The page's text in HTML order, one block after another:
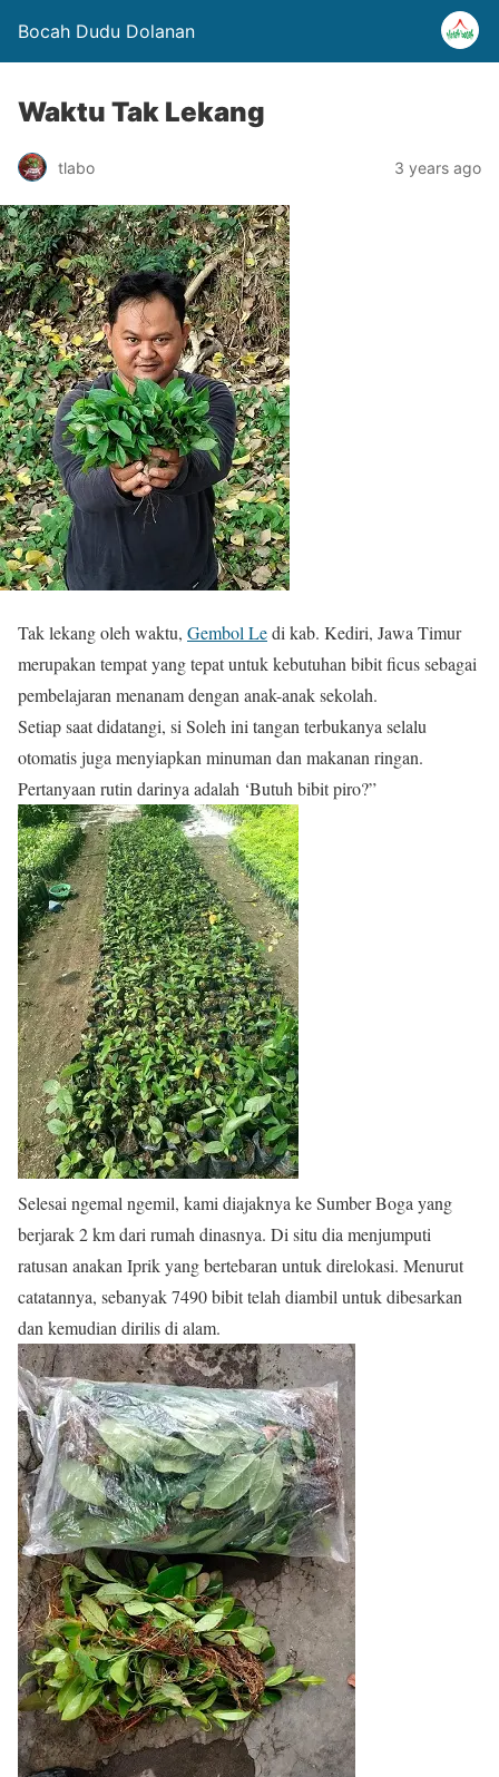
Bocah Dudu Dolanan
Waktu Tak Lekang
tlabo 3 years ago
Tak lekang oleh waktu, Gembol Ledi kab. Kediri, Jawa Timur
merupakan tempat yang tepat untuk kebutuhan bibit ficus sebagai
pembelajaran menanam dengan anak-anak sekolah.
Setiap saat didatangi, si Soleh ini tangan terbukanya selalu
otomatis juga menyiapkan minuman dan makanan ringan.
Pertanyaan rutin darinya adalah ‘Butuh bibit piro?”
Selesai ngemal ngemil, kami diajaknya ke Sumber Boga yang
berjarak 2 km dari rumah dinasnya. Di situ dia menjumputi
ratusan anakan Iprik yang bertebaran untuk direlokasi. Menurut
catatannya, sebanyak 7490 bibit telah diambil untuk dibesarkan
dan kemudian dirilis di alam.